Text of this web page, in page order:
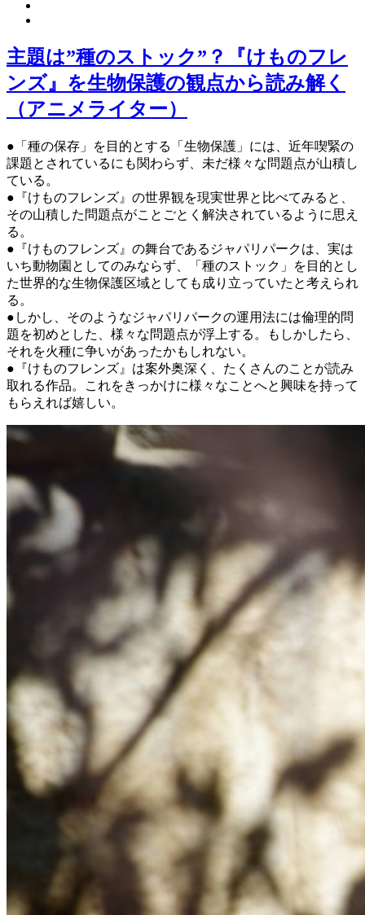
主題は”種のストック”？『けものフレ
ンズ』を生物保護の観点から読み解く
（アニメライター）
●「種の保存」を目的とする「生物保護」には、近年喫緊の
課題とされているにも関わらず、未だ様々な問題点が山積し
ている。
●『けものフレンズ』の世界観を現実世界と比べてみると、
その山積した問題点がことごとく解決されているように思え
る。
●『けものフレンズ』の舞台であるジャパリパークは、実は
いち動物園としてのみならず、「種のストック」を目的とし
た世界的な生物保護区域としても成り立っていたと考えられ
る。
●しかし、そのようなジャパリパークの運用法には倫理的問
題を初めとした、様々な問題点が浮上する。もしかしたら、
それを火種に争いがあったかもしれない。
●『けものフレンズ』は案外奥深く、たくさんのことが読み
取れる作品。これをきっかけに様々なことへと興味を持って
もらえれば嬉しい。